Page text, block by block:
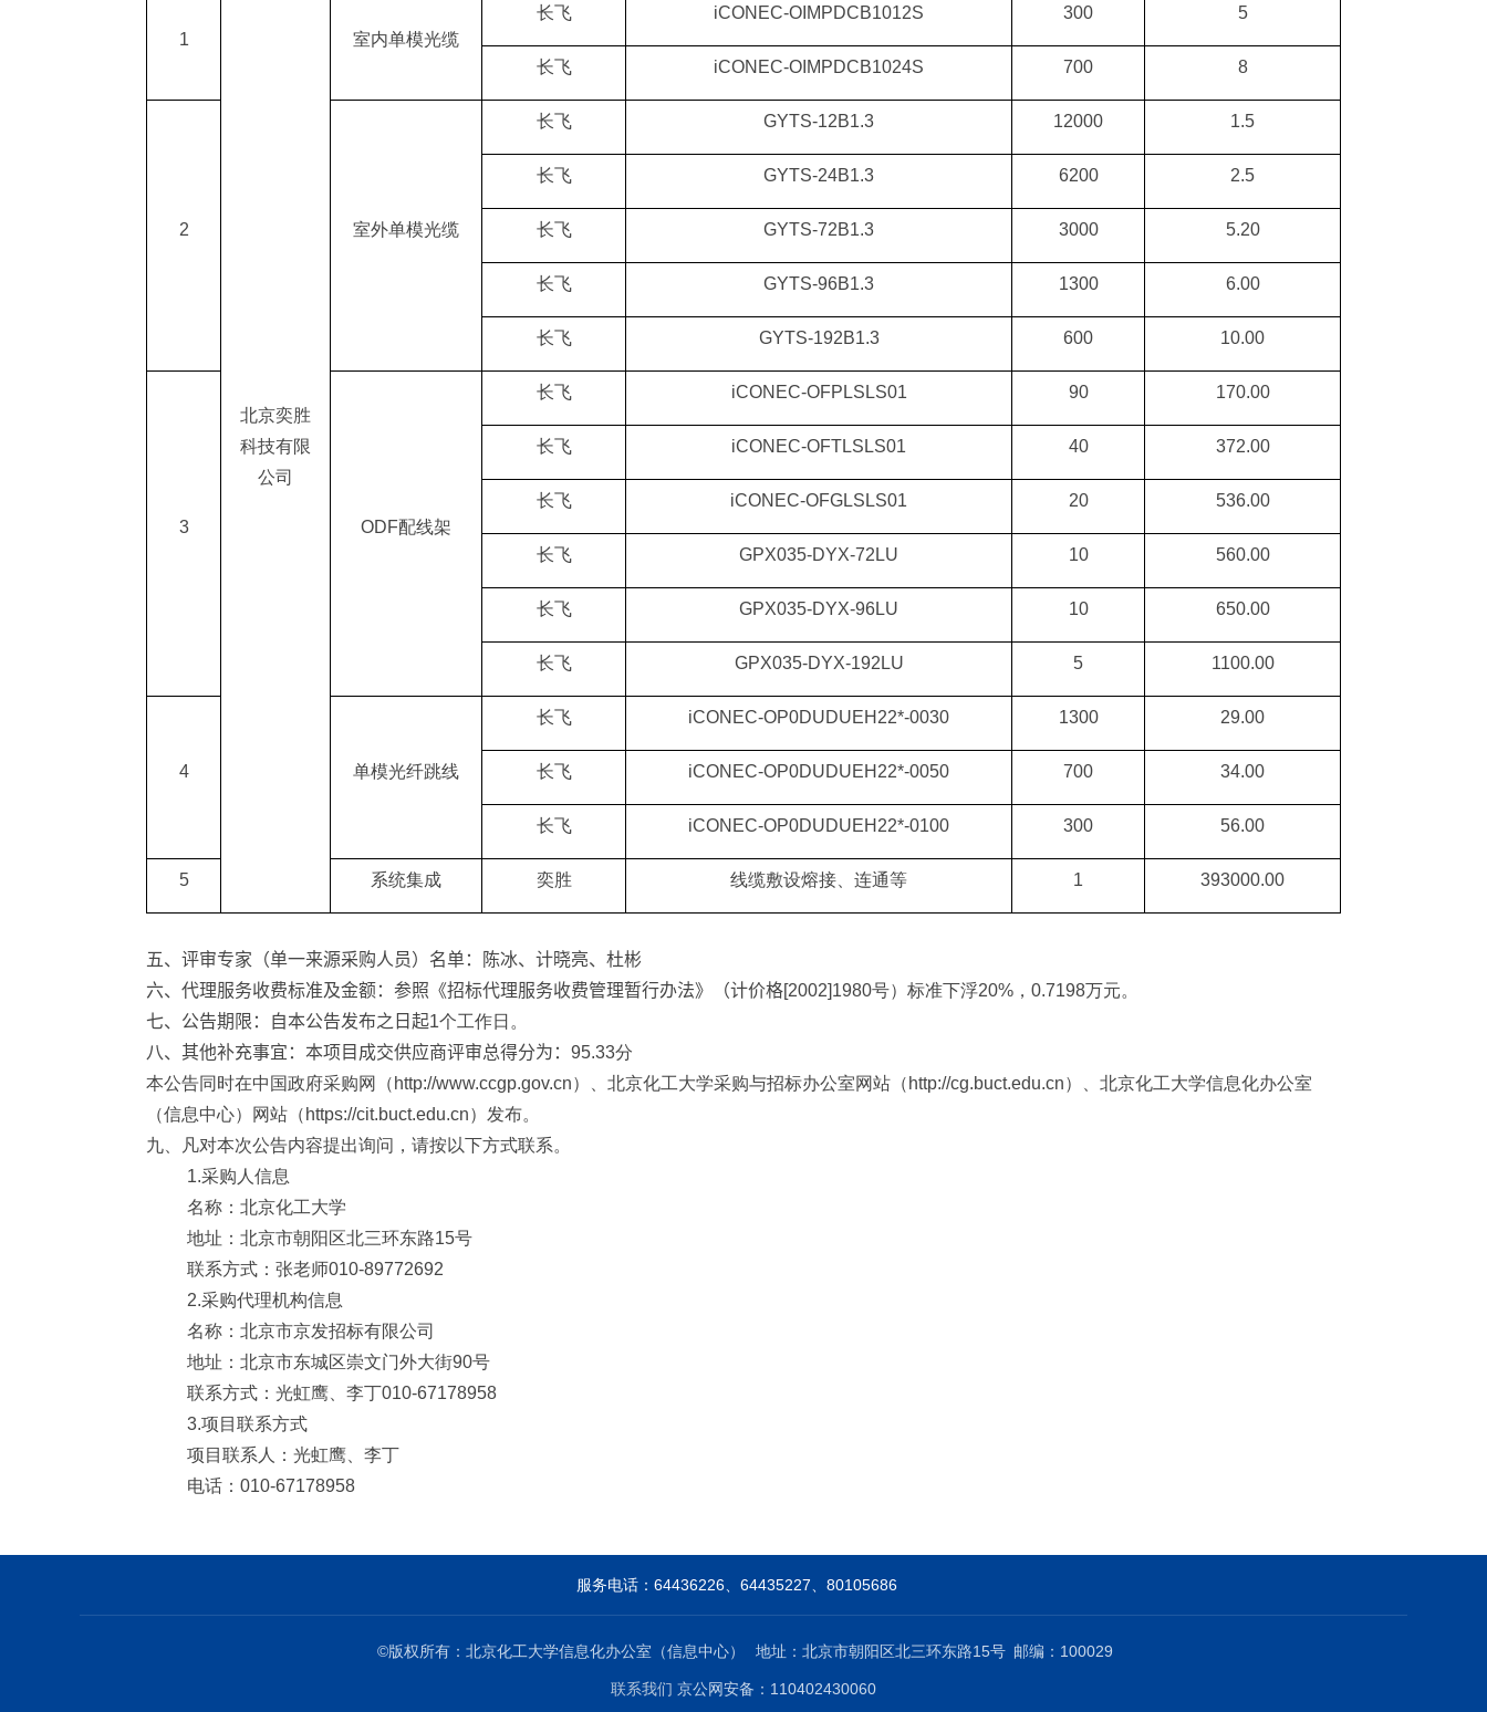
1
北京奕胜
科技有限
公司
室内单模光缆
长飞 iCONEC-OIMPDCB1012S 300 5
长飞 iCONEC-OIMPDCB1024S 700 8
2 室外单模光缆
长飞 GYTS-12B1.3 12000 1.5
长飞 GYTS-24B1.3 6200 2.5
长飞 GYTS-72B1.3 3000 5.20
长飞 GYTS-96B1.3 1300 6.00
长飞 GYTS-192B1.3 600 10.00
3 ODF配线架
长飞 iCONEC-OFPLSLS01 90 170.00
长飞 iCONEC-OFTLSLS01 40 372.00
长飞 iCONEC-OFGLSLS01 20 536.00
长飞 GPX035-DYX-72LU 10 560.00
长飞 GPX035-DYX-96LU 10 650.00
长飞 GPX035-DYX-192LU 5 1100.00
4 单模光纤跳线
长飞 iCONEC-OP0DUDUEH22*-0030 1300 29.00
长飞 iCONEC-OP0DUDUEH22*-0050 700 34.00
长飞 iCONEC-OP0DUDUEH22*-0100 300 56.00
5 系统集成 奕胜 线缆敷设熔接、连通等 1 393000.00
五、评审专家（单一来源采购人员）名单：
陈冰、计晓亮、杜彬
六、代理服务收费标准及金额： 参照《招标代理服务收费管理暂行办法》（计价格[2002]1980号）标准下浮20% ， 0.7198万元。
七、公告期限：
自本公告发布之日起1个工作日。
八、其他补充事宜： 本项目成交供应商评审总得分为： 95.33分
本公告同时在中国政府采购网（ http://www.ccgp.gov.cn）、北京化工大学采购与招标办公室网站（ http://cg.buct.edu.cn）、北京化工大学信息化办公室
（信息中心）网站（ https://cit.buct.edu.cn）发布。
九、凡对本次公告内容提出询问，请按以下方式联系。
1.采购人信息
名称：北京化工大学
地址：北京市朝阳区北三环东路15号
联系方式：张老师010-89772692
2.采购代理机构信息
名称：北京市京发招标有限公司
地址：北京市东城区崇文门外大街90号
联系方式：光虹鹰、李丁010-67178958
3.项目联系方式
项目联系人：光虹鹰、李丁
电话：010-67178958
服务电话：64436226、64435227、80105686
©版权所有：北京化工大学信息化办公室（信息中心） 地址：北京市朝阳区北三环东路15号 邮编：100029
联系我们 京公网安备：110402430060